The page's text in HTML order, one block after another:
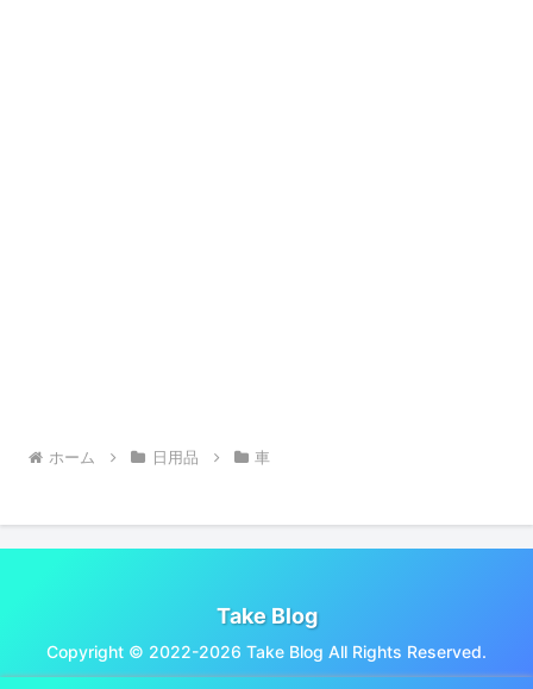
ホーム 日用品 車
Take Blog
Copyright © 2022-2026 Take Blog All Rights Reserved.